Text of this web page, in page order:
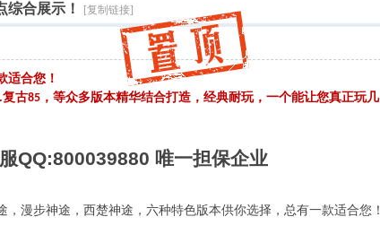
综合展示！ [复制链接]
适合您！
复古85 ，等众多版本精华结合打造，经典耐玩，一个能让您真正玩几
QQ:800039880 唯一担保企业
漫步神途，西楚神途，六种特色版本供你选择，总有一款适合您！